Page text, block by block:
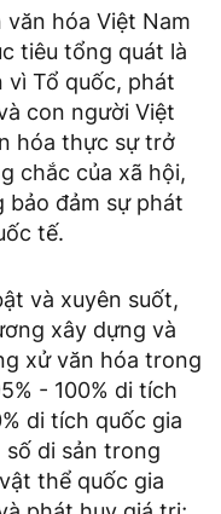
hóa Việt Nam
tiêu tổng quát là
vì Tổ quốc, phát
con người Việt
hóa thực sự trở
chắc của xã hội,
bảo đảm sự phát
tế.
và xuyên suốt,
xây dựng và
xử văn hóa trong
- 100% di tích
di tích quốc gia
di sản trong
thể quốc gia